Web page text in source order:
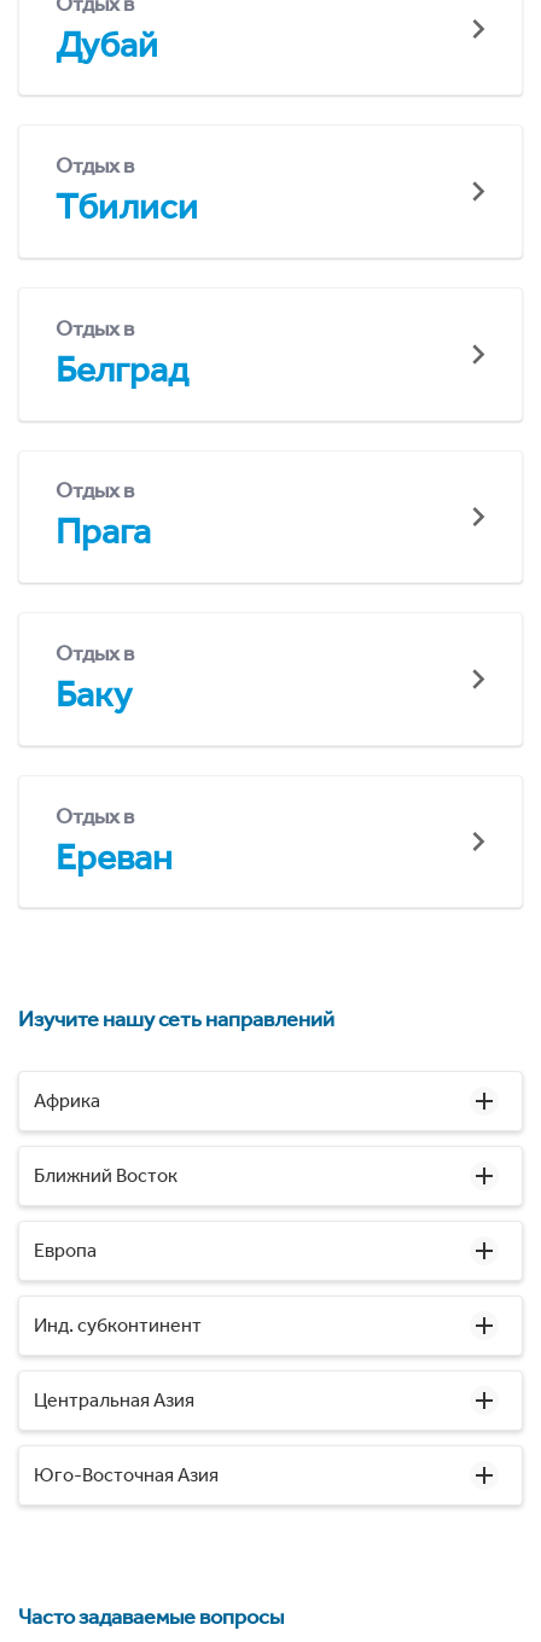
Дубай
Отдых в
Тбилиси
Отдых в
Белград
Отдых в
Прага
Отдых в
Баку
Отдых в
Ереван
Изучите нашу сеть направлений
Африка
Ближний Восток
Европа
Инд. субконтинент
Центральная Азия
Юго-Восточная Азия
Часто задаваемые вопросы